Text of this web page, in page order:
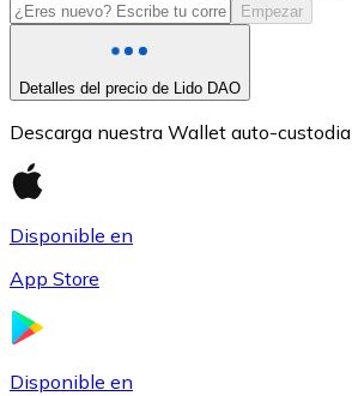
Empezar
Detalles del precio de Lido DAO
Descarga nuestra Wallet auto-custodia
Disponible en
App Store
Disponible en